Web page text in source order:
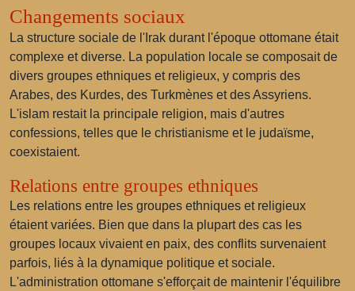
Changements sociaux
La structure sociale de l'Irak durant l'époque ottomane était
complexe et diverse. La population locale se composait de
divers groupes ethniques et religieux, y compris des
Arabes, des Kurdes, des Turkmènes et des Assyriens.
L'islam restait la principale religion, mais d'autres
confessions, telles que le christianisme et le judaïsme,
coexistaient.
Relations entre groupes ethniques
Les relations entre les groupes ethniques et religieux
étaient variées. Bien que dans la plupart des cas les
groupes locaux vivaient en paix, des conflits survenaient
parfois, liés à la dynamique politique et sociale.
L'administration ottomane s'efforçait de maintenir l'équilibre